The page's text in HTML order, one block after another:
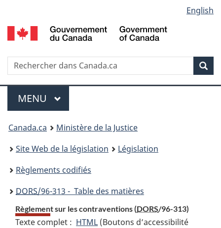
au
contenu
propos
de
la
HTML
simplifiée
selection
English
Recherche
Menu
MENU PRINCIPAL
You
are
here:
Canada.ca
Ministère de la Justice
Site Web de la législation
Législation
Règlements codifiés
DORS/96-313 - Table des matières
Règlement sur les contraventions (DORS/96-313)
Texte complet : HTML Texte
(Boutons d’accessibilité